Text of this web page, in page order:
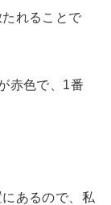
れることで
赤色で、1番
あるので、私